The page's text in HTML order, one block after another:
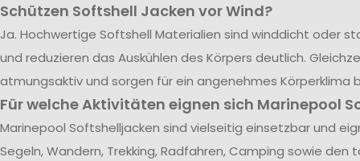
Schützen Softshell Jacken vor Wind?
Ja. Hochwertige Softshell Materialien sind winddicht oder
und reduzieren das Auskühlen des Körpers deutlich.
atmungsaktiv und sorgen für ein angenehmes Körperklima
Für welche Aktivitäten eignen sich Marinepool
Marinepool Softshelljacken sind vielseitig einsetzbar und
Segeln, Wandern, Trekking, Radfahren, Camping sowie den